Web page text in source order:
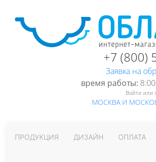
+7 (800)
Заявка на
время работы:
Войти или
МОСКВА И
ПРОДУКЦИЯ ДИЗАЙН ОПЛАТА